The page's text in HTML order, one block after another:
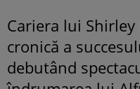
Cariera lui Shirley
cronică a
debutând